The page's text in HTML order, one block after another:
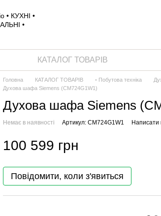
КАТАЛОГ ТОВАРІВ
Головна КАТАЛОГ ТОВАРІВ ◦ Побутова техніка
Духова шафа Siemens (CM724G1W1)
Духова шафа Siemens
Немає в наявності Артикул: CM724G1W1 Написати
100 599 грн
Повідомити, коли з'явиться